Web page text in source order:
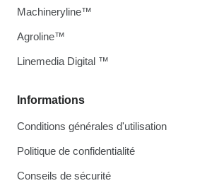
Informations
Conditions générales d'utilisation
Politique de confidentialité
Conseils de sécurité
Machineryline™
Agroline™
Linemedia Digital ™